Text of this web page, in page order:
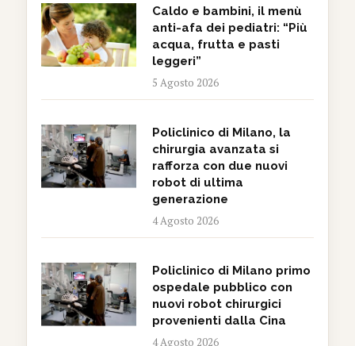
Caldo e bambini, il menù
anti-afa dei pediatri: “Più
acqua, frutta e pasti
leggeri”
5 Agosto 2026
Policlinico di Milano, la
chirurgia avanzata si
rafforza con due nuovi
robot di ultima
generazione
4 Agosto 2026
Policlinico di Milano primo
ospedale pubblico con
nuovi robot chirurgici
provenienti dalla Cina
4 Agosto 2026